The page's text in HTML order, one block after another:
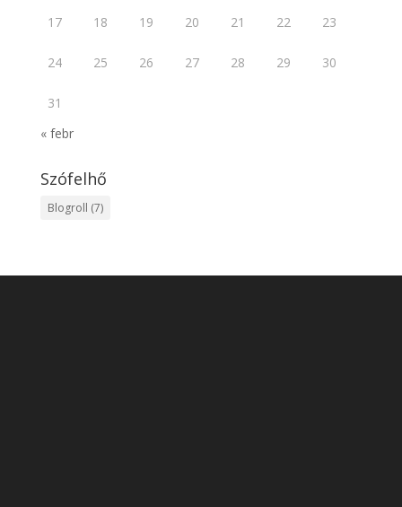
17 18 19 20 21 22 23
24 25 26 27 28 29 30
31
« febr
Szófelhő
Blogroll (7)